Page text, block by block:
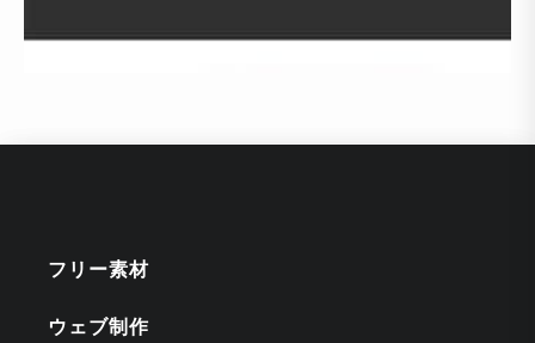
フリー素材
ウェブ制作